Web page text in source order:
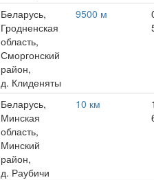
Беларусь,
Гродненская
область,
Сморгонский
район,
д. Клиденяты
9500 м
Беларусь,
Минская
область,
Минский
район,
д. Раубичи
10 км